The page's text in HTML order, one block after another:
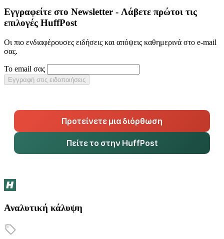
Εγγραφείτε στο Newsletter - Λάβετε πρώτοι τις
επιλογές HuffPost
Οι πιο ενδιαφέρουσες ειδήσεις και απόψεις καθημερινά στο e-mail
σας.
Το email σας
Εγγραφή στις ειδοποιήσεις
Προτείνετε μια διόρθωση
Πείτε το στην HuffPost
Αναλυτική κάλυψη